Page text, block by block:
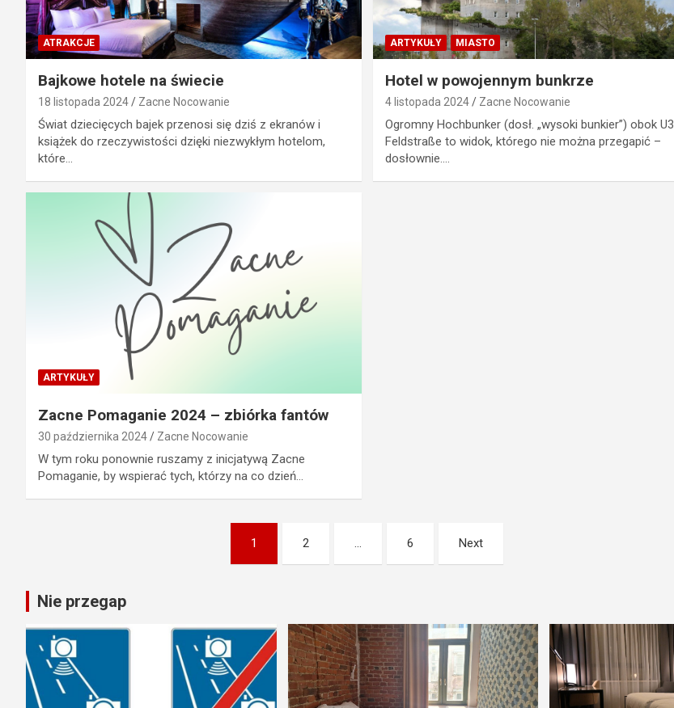
ATRAKCJE
Bajkowe hotele na świecie
18 listopada 2024 Zacne Nocowanie
Świat dziecięcych bajek przenosi się dziś z ekranów i
książek do rzeczywistości dzięki niezwykłym hotelom,
które…
ARTYKUŁY MIASTO
Hotel w powojennym bunkrze
4 listopada 2024 Zacne Nocowanie
Ogromny Hochbunker (dosł. „wysoki bunkier”) obok U3
Feldstraße to widok, którego nie można przegapić –
dosłownie.…
ARTYKUŁY
Zacne Pomaganie 2024 – zbiórka fantów
30 października 2024 Zacne Nocowanie
W tym roku ponownie ruszamy z inicjatywą Zacne
Pomaganie, by wspierać tych, którzy na co dzień…
1 2 … 6 Next
Nie przegap